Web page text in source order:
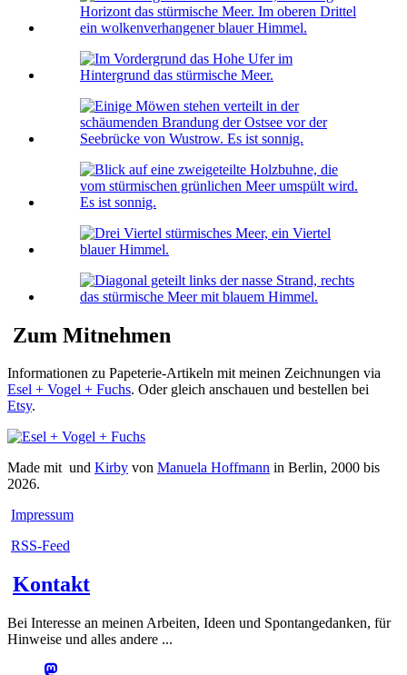
Zum Mitnehmen
Informationen zu Papeterie-Artikeln mit meinen Zeichnungen via
Esel + Vogel + Fuchs. Oder gleich anschauen und bestellen bei
Etsy.
Made mit und Kirby von Manuela Hoffmann in Berlin, 2000 bis
2026.
Impressum
RSS-Feed
Kontakt
Bei Interesse an meinen Arbeiten, Ideen und Spontangedanken, für
Hinweise und alles andere ...